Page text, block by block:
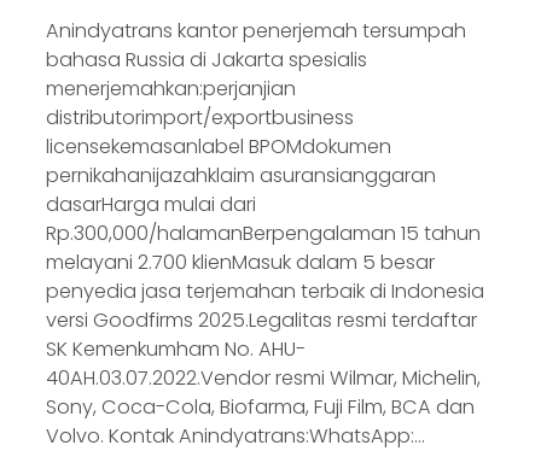
Anindyatrans kantor penerjemah tersumpah
bahasa Russia di Jakarta spesialis
menerjemahkan:perjanjian
distributorimport/exportbusiness
licensekemasanlabel BPOMdokumen
pernikahanijazahklaim asuransianggaran
dasarHarga mulai dari
Rp.300,000/halamanBerpengalaman 15 tahun
melayani 2.700 klienMasuk dalam 5 besar
penyedia jasa terjemahan terbaik di Indonesia
versi Goodfirms 2025.Legalitas resmi terdaftar
SK Kemenkumham No. AHU-
40AH.03.07.2022.Vendor resmi Wilmar, Michelin,
Sony, Coca-Cola, Biofarma, Fuji Film, BCA dan
Volvo. Kontak Anindyatrans:WhatsApp:…